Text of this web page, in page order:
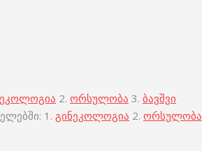
2. ორსულობა 3. ბავშვი
1. გინეკოლოგია 2. ორსულობა